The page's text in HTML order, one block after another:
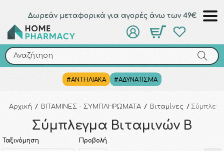
Δωρεάν μεταφορικά για αγορές άνω των 49€
Αναζήτηση
#ΑΝΤΗΛΙΑΚΑ #ΑΔΥΝΑΤΙΣΜΑ
Αναζήτηση
Αρχική / ΒΙΤΑΜΙΝΕΣ - ΣΥΜΠΛΗΡΩΜΑΤΑ / Βιταμίνες /
Σύμπλεγμα Βιταμινών B
Ταξινόμηση Προβολή